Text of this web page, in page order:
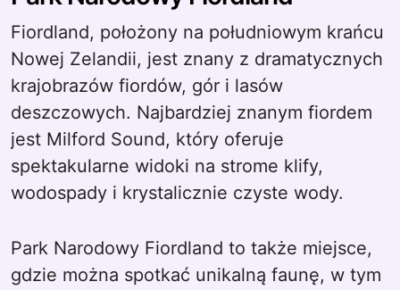
Fiordland, położony na południowym krańcu
Nowej Zelandii, jest znany z dramatycznych
krajobrazów fiordów, gór i lasów
deszczowych. Najbardziej znanym fiordem
jest Milford Sound, który oferuje
spektakularne widoki na strome klify,
wodospady i krystalicznie czyste wody.
Park Narodowy Fiordland to także miejsce,
gdzie można spotkać unikalną faunę, w tym